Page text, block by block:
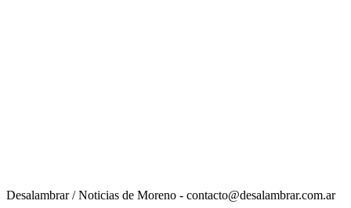
Desalambrar / Noticias de Moreno - contacto@desalambrar.com.ar